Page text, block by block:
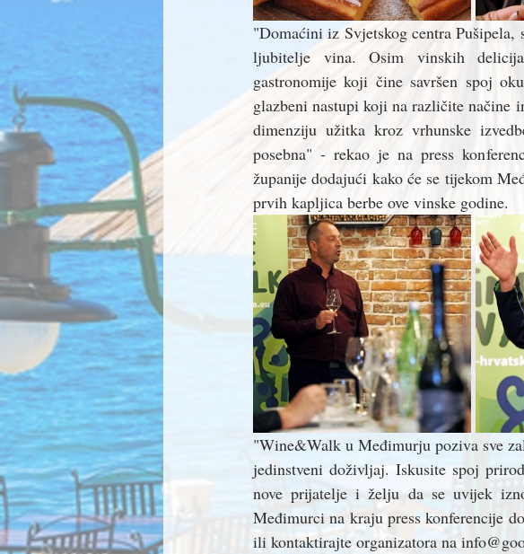
"Domaćini iz Svjetskog centra
ljubitelje vina. Osim vinskih
gastronomije koji čine savršen spoj
glazbeni nastupi koji na različite načine
dimenziju užitka kroz vrhunske
posebna" - rekao je na press
županije dodajući kako će se tijekom
prvih kapljica berbe ove vinske godine.
"Wine&Walk u Međimurju poziva sve
jedinstveni doživljaj. Iskusite spoj
nove prijatelje i želju da se uvijek
Međimurci na kraju press konferencije
ili kontaktirajte organizatora na